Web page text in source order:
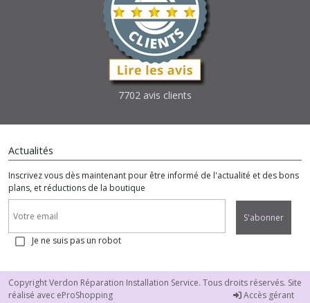
7702 avis clients
Actualités
Inscrivez vous dès maintenant pour être informé de l'actualité et des bons
plans, et réductions de la boutique
S'abonner
Je ne suis pas un robot
Copyright Verdon Réparation Installation Service. Tous droits réservés. Site
réalisé avec eProShopping Accès gérant